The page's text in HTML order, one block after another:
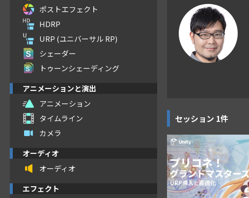
ポストエフェクト
HDRP
URP (ユニバーサル RP)
シェーダー
トゥーンシェーディング
アニメーションと演出
アニメーション
タイムライン
カメラ
オーディオ
オーディオ
エフェクト
セッション 1件